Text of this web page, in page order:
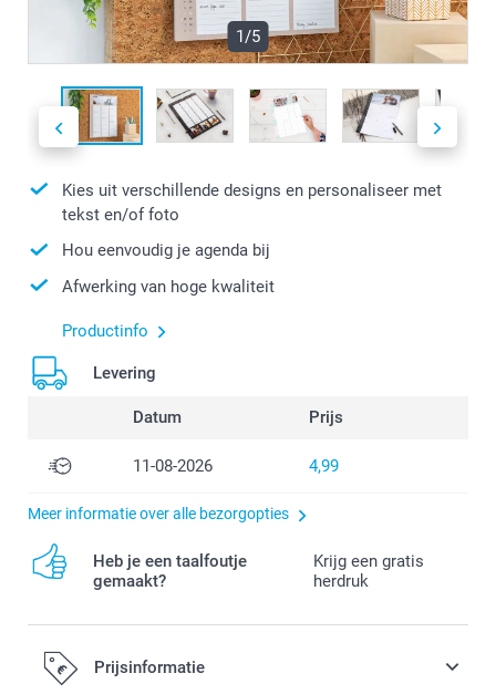
1/5
Kies uit verschillende designs en personaliseer met
tekst en/of foto
Hou eenvoudig je agenda bij
Afwerking van hoge kwaliteit
Productinfo
Levering
Datum Prijs
11-08-2026 4,99
Meer informatie over alle bezorgopties
Heb je een taalfoutje
gemaakt?
Krijg een gratis
herdruk
Prijsinformatie